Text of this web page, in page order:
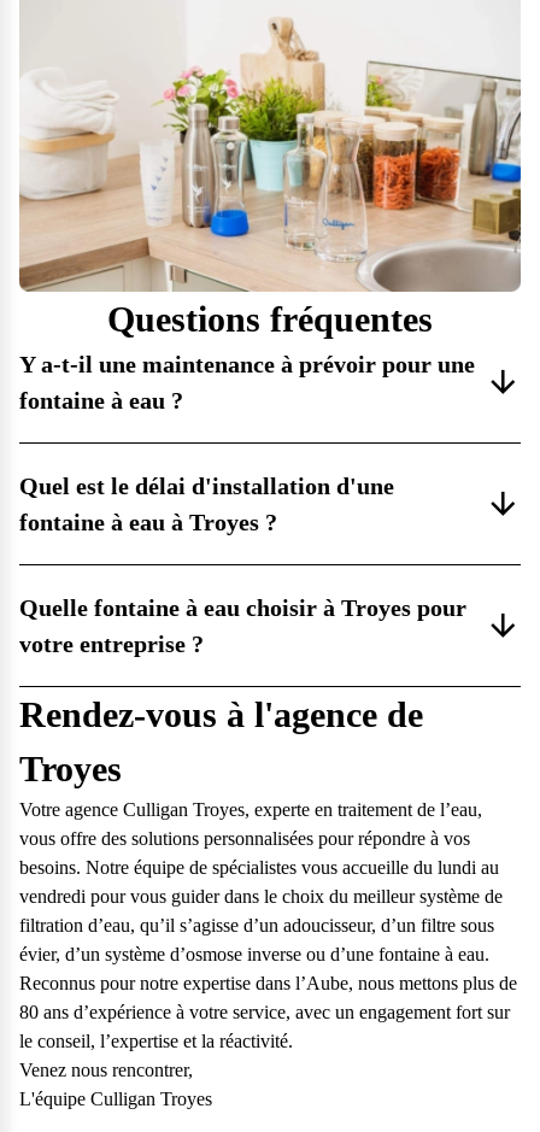
Questions fréquentes
Y a-t-il une maintenance à prévoir pour une
fontaine à eau ?
Quel est le délai d'installation d'une
fontaine à eau à Troyes ?
Quelle fontaine à eau choisir à Troyes pour
votre entreprise ?
Rendez-vous à l'agence de
Troyes
Votre agence Culligan Troyes, experte en traitement de l’eau,
vous offre des solutions personnalisées pour répondre à vos
besoins. Notre équipe de spécialistes vous accueille du lundi au
vendredi pour vous guider dans le choix du meilleur système de
filtration d’eau, qu’il s’agisse d’un adoucisseur, d’un filtre sous
évier, d’un système d’osmose inverse ou d’une fontaine à eau.
Reconnus pour notre expertise dans l’Aube, nous mettons plus de
80 ans d’expérience à votre service, avec un engagement fort sur
le conseil, l’expertise et la réactivité.
Venez nous rencontrer,
L'équipe Culligan Troyes